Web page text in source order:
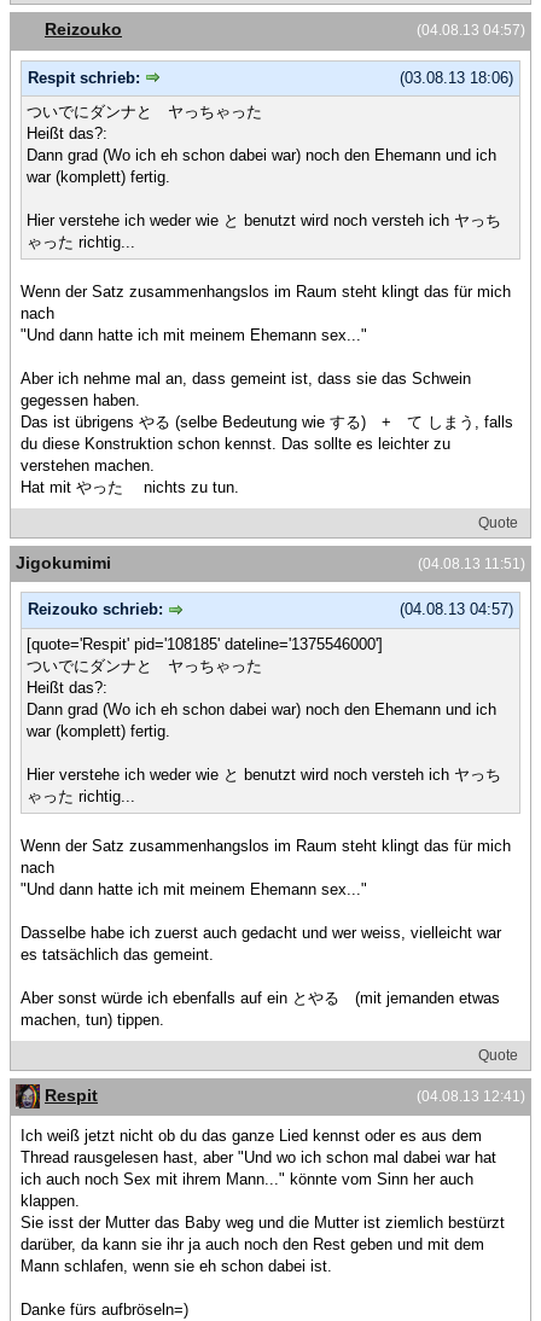
(04.08.13 04:57)
Reizouko
(03.08.13 18:06)
Respit schrieb:
ついでにダンナと ヤっちゃった
Heißt das?:
Dann grad (Wo ich eh schon dabei war) noch den Ehemann und ich
war (komplett) fertig.
Hier verstehe ich weder wie と benutzt wird noch versteh ich ヤっち
ゃった richtig...
Wenn der Satz zusammenhangslos im Raum steht klingt das für mich
nach
"Und dann hatte ich mit meinem Ehemann sex..."
Aber ich nehme mal an, dass gemeint ist, dass sie das Schwein
gegessen haben.
Das ist übrigens やる (selbe Bedeutung wie する) + て しまう, falls
du diese Konstruktion schon kennst. Das sollte es leichter zu
verstehen machen.
Hat mit やった nichts zu tun.
Quote
(04.08.13 11:51)
Jigokumimi
(04.08.13 04:57)
Reizouko schrieb:
[quote='Respit' pid='108185' dateline='1375546000']
ついでにダンナと ヤっちゃった
Heißt das?:
Dann grad (Wo ich eh schon dabei war) noch den Ehemann und ich
war (komplett) fertig.
Hier verstehe ich weder wie と benutzt wird noch versteh ich ヤっち
ゃった richtig...
Wenn der Satz zusammenhangslos im Raum steht klingt das für mich
nach
"Und dann hatte ich mit meinem Ehemann sex..."
Dasselbe habe ich zuerst auch gedacht und wer weiss, vielleicht war
es tatsächlich das gemeint.
Aber sonst würde ich ebenfalls auf ein とやる (mit jemanden etwas
machen, tun) tippen.
Quote
(04.08.13 12:41)
Respit
Ich weiß jetzt nicht ob du das ganze Lied kennst oder es aus dem
Thread rausgelesen hast, aber "Und wo ich schon mal dabei war hat
ich auch noch Sex mit ihrem Mann..." könnte vom Sinn her auch
klappen.
Sie isst der Mutter das Baby weg und die Mutter ist ziemlich bestürzt
darüber, da kann sie ihr ja auch noch den Rest geben und mit dem
Mann schlafen, wenn sie eh schon dabei ist.
Danke fürs aufbröseln=)